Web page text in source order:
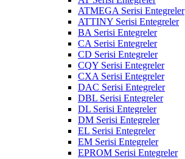
ATMEGA Serisi Entegreler
ATTINY Serisi Entegreler
BA Serisi Entegreler
CA Serisi Entegreler
CD Serisi Entegreler
CQY Serisi Entegreler
CXA Serisi Entegreler
DAC Serisi Entegreler
DBL Serisi Entegreler
DL Serisi Entegreler
DM Serisi Entegreler
EL Serisi Entegreler
EM Serisi Entegreler
EPROM Serisi Entegreler